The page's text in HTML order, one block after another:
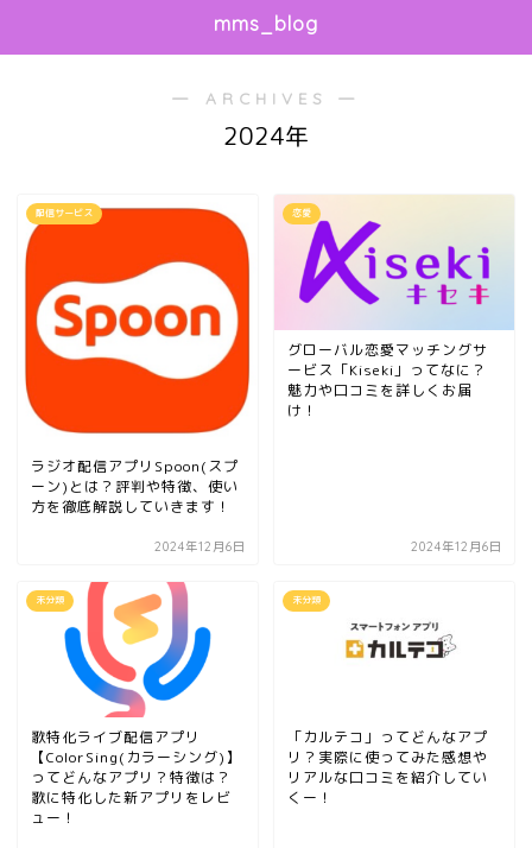
mms_blog
― ARCHIVES ―
2024年
配信サービス
ラジオ配信アプリSpoon(スプ
ーン)とは？評判や特徴、使い
方を徹底解説していきます！
2024年12月6日
恋愛
グローバル恋愛マッチングサ
ービス「Kiseki」ってなに？
魅力や口コミを詳しくお届
け！
2024年12月6日
未分類
歌特化ライブ配信アプリ
【ColorSing(カラーシング)】
ってどんなアプリ？特徴は？
歌に特化した新アプリをレビ
ュー！
未分類
「カルテコ」ってどんなアプ
リ？実際に使ってみた感想や
リアルな口コミを紹介してい
くー！